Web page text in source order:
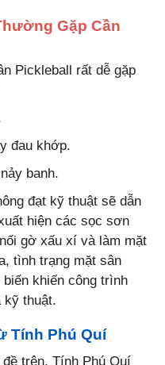
Gặp Cần
Pickleball rất dễ gặp
đau khớp.
banh.
đạt kỹ thuật sẽ dẫn
hiện các sọc sơn
gờ xấu xí và làm mặt
tình trạng mặt sân
khiến công trình
kỹ thuật.
Tính Phú Quí
trên, Tính Phú Quí